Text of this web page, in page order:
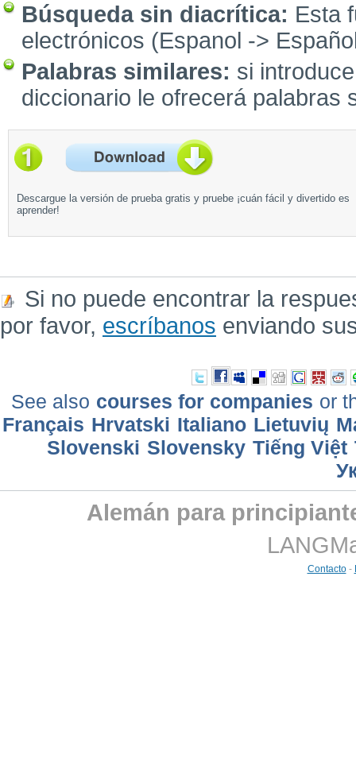
Búsqueda sin diacrítica: Esta
electrónicos (Espanol ->
Palabras similares: si
diccionario le ofrecerá palabras
Descargue la versión de prueba gratis y pruebe ¡cuán fácil y divertido es
aprender!
Si no puede encontrar la
por favor, escríbanos enviando
See also courses for companies or
Français Hrvatski Italiano Lietuvių
Slovenski Slovensky Tiếng Việt
Alemán para
Contacto-